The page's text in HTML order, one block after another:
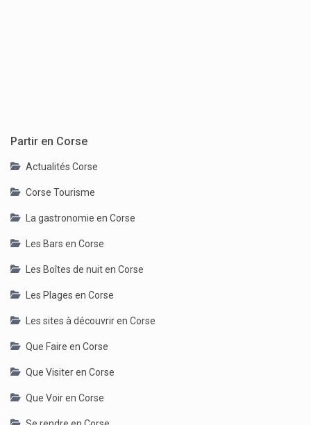
Partir en Corse
Actualités Corse
Corse Tourisme
La gastronomie en Corse
Les Bars en Corse
Les Boîtes de nuit en Corse
Les Plages en Corse
Les sites à découvrir en Corse
Que Faire en Corse
Que Visiter en Corse
Que Voir en Corse